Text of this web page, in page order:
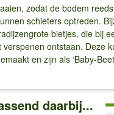
zodat de bodem
schieters optreden.
bietjes, die bij
verspenen ontstaan. Deze
en zijn als ‘Baby-
daarbij...